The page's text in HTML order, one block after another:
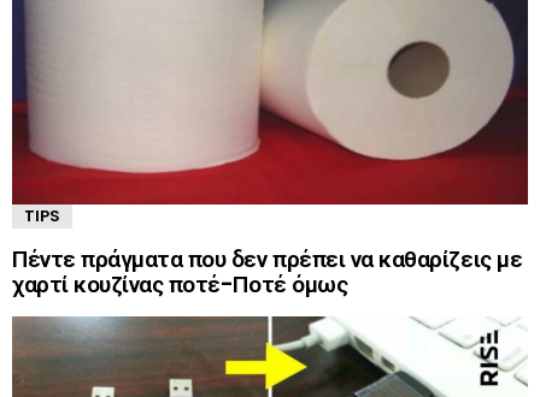
TIPS
Πέντε πράγματα που δεν πρέπει να καθαρίζεις με
χαρτί κουζίνας ποτέ-Ποτέ όμως